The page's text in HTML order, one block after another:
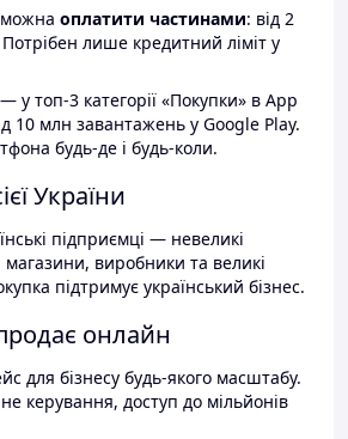
можна оплатити частинами: від 2
лише кредитний ліміт у
— у топ-3 категорії «Покупки» в App
10 млн завантажень у Google Play.
будь-де і будь-коли.
України
підприємці — невеликі
магазини, виробники та великі
підтримує український бізнес.
онлайн
для бізнесу будь-якого масштабу.
керування, доступ до мільйонів